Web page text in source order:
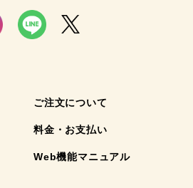
ご注文について
料金・お支払い
Web機能マニュアル